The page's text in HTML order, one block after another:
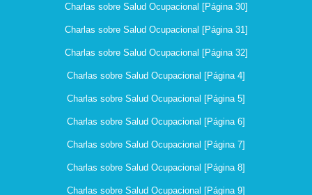
Charlas sobre Salud Ocupacional [Página 30]
Charlas sobre Salud Ocupacional [Página 31]
Charlas sobre Salud Ocupacional [Página 32]
Charlas sobre Salud Ocupacional [Página 4]
Charlas sobre Salud Ocupacional [Página 5]
Charlas sobre Salud Ocupacional [Página 6]
Charlas sobre Salud Ocupacional [Página 7]
Charlas sobre Salud Ocupacional [Página 8]
Charlas sobre Salud Ocupacional [Página 9]